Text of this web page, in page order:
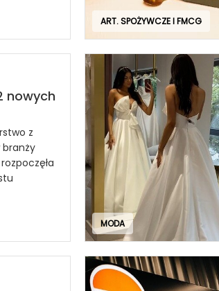
ART. SPOŻYWCZE I FMCG
nowych
z
branży
MODA